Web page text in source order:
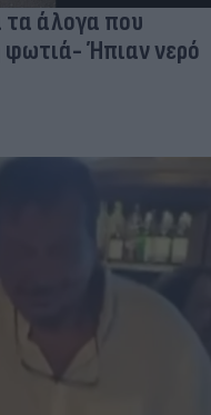
τα άλογα που
φωτιά- Ήπιαν νερό